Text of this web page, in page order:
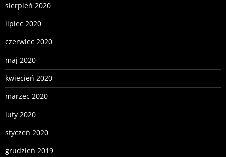
sierpień 2020
lipiec 2020
czerwiec 2020
maj 2020
kwiecień 2020
marzec 2020
luty 2020
styczeń 2020
grudzień 2019